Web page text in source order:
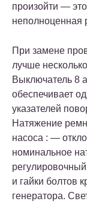
произойти —
неполноценная
При замене
лучше
Выключатель 8
обеспечивает
указателей
Натяжение
насоса : —
номинальное
и гайки болтов
генератора.